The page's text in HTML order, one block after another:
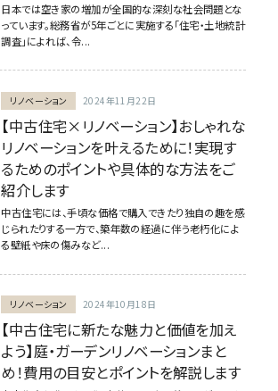
日本では空き家の増加が全国的な深刻な社会問題とな
っています。総務省が5年ごとに実施する「住宅・土地統計
調査」によれば、令...
リノベーション 2024年11月22日
【中古住宅×リノベーション】おしゃれな
リノベーションを叶えるために！実現す
るためのポイントや具体的な方法をご
紹介します
中古住宅には、手頃な価格で購入できたり独自の趣を感
じられたりする一方で、築年数の経過に伴う老朽化によ
る壁紙や床の傷みなど...
リノベーション 2024年10月18日
【中古住宅に新たな魅力と価値を加え
よう】庭・ガーデンリノベーションまと
め！費用の目安とポイントを解説します